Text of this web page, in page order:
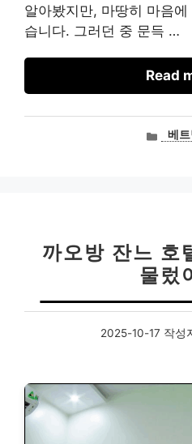
알아봤지만, 마땅히 마음
습니다. 그러던 중 문득 …
Read
카베
까오방 잔느 호
물렀
2025-10-17 작성